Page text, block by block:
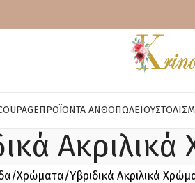
ΠΡΟΪΌΝΤΑ ΑΝΘΟΠΩΛΕΊΟΥ
Χρώματα Υβριδικά Ακριλικά